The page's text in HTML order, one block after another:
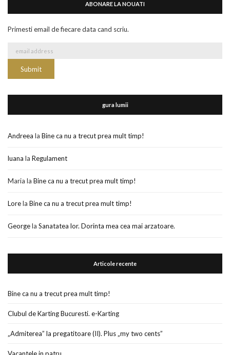
ABONARE LA NOUATI
Primesti email de fiecare data cand scriu.
gura lumii
Andreea la Bine ca nu a trecut prea mult timp!
luana la Regulament
Maria la Bine ca nu a trecut prea mult timp!
Lorela Bine ca nu a trecut prea mult timp!
Georgela Sanatatea lor. Dorinta mea cea mai arzatoare.
Articole recente
Bine ca nu a trecut prea mult timp!
Clubul de Karting Bucuresti. e-Karting
„Admiterea” la pregatitoare (II). Plus „my two cents”